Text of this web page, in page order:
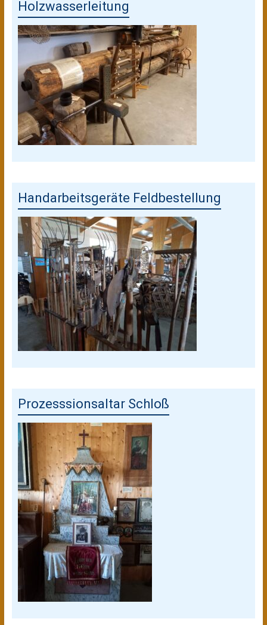
Holzwasserleitung
Handarbeitsgeräte Feldbestellung
Prozesssionsaltar Schloß